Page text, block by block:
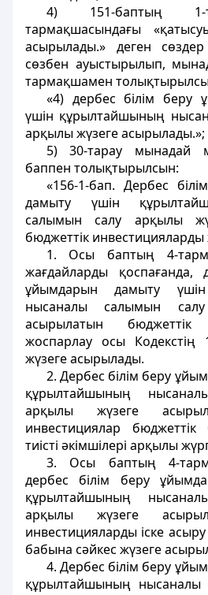
4) 151-баптың 1-
тармақшасындағы
асырылады.» деген
сөзбен ауыстырылып,
тармақшамен
«4) дербес білім беру
үшiн құрылтайшының
арқылы жүзеге асырылады.»;
5) 30-тарау мынадай
баппен толықтырылсын:
«156-1-бап. Дербес
дамыту үшiн
салымын салу арқылы
бюджеттік
1. Осы баптың 4-
жағдайларды қоспағанда,
ұйымдарын дамыту
нысаналы салымын
асырылатын бюджеттік
жоспарлау осы Кодекстiң
жүзеге асырылады.
2. Дербес білім беру
құрылтайшының
арқылы жүзеге
инвестициялар бюджеттік
тиiстi әкiмшiлерi арқылы
3. Осы баптың 4-
дербес білім беру
құрылтайшының
арқылы жүзеге
инвестицияларды iске
бабына сәйкес жүзеге
4. Дербес білім беру
құрылтайшының нысаналы